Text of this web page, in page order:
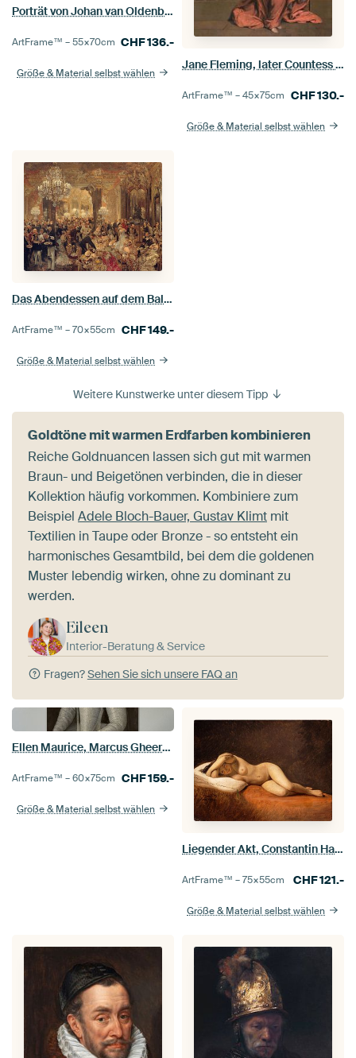
Porträt von Johan van Oldenbarnevelt (Name auf dem Bild)
ArtFrame™ –55×70cm CHF136.-
Größe & Material selbst wählen
Jane Fleming, later Countess of Harrington, Sir Joshua Reynolds
ArtFrame™ –45×75cm CHF130.-
Größe & Material selbst wählen
Das Abendessen auf dem Ball, Adolph von Menzel
ArtFrame™ –70×55cm CHF149.-
Größe & Material selbst wählen
Weitere Kunstwerke unter diesem Tipp
Goldtöne mit warmen Erdfarben kombinieren
Reiche Goldnuancen lassen sich gut mit warmen
Braun- und Beigetönen verbinden, die in dieser
Kollektion häufig vorkommen. Kombiniere zum
Beispiel Adele Bloch-Bauer, Gustav Klimt mit
Textilien in Taupe oder Bronze - so entsteht ein
harmonisches Gesamtbild, bei dem die goldenen
Muster lebendig wirken, ohne zu dominant zu
werden.
Eileen
Interior-Beratung & Service
Fragen?Sehen Sie sich unsere FAQ an
Ellen Maurice, Marcus Gheeraerts der Jüngere
ArtFrame™ –60×75cm CHF159.-
Größe & Material selbst wählen
Liegender Akt, Constantin Hansen
ArtFrame™ –75×55cm CHF121.-
Größe & Material selbst wählen